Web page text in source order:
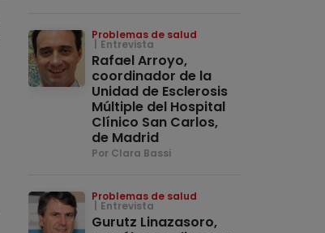
Problemas de salud
Entrevista
Rafael Arroyo,
coordinador de la
Unidad de Esclerosis
Múltiple del Hospital
Clínico San Carlos,
de Madrid
Por Clara Bassi
Problemas de salud
Entrevista
Gurutz Linazasoro,